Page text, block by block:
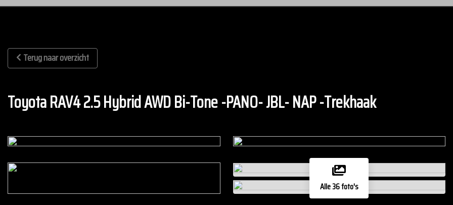
Terug naar overzicht
Toyota RAV4 2.5 Hybrid AWD Bi-Tone -PANO- JBL- NAP -Trekhaak
Alle 36 foto's